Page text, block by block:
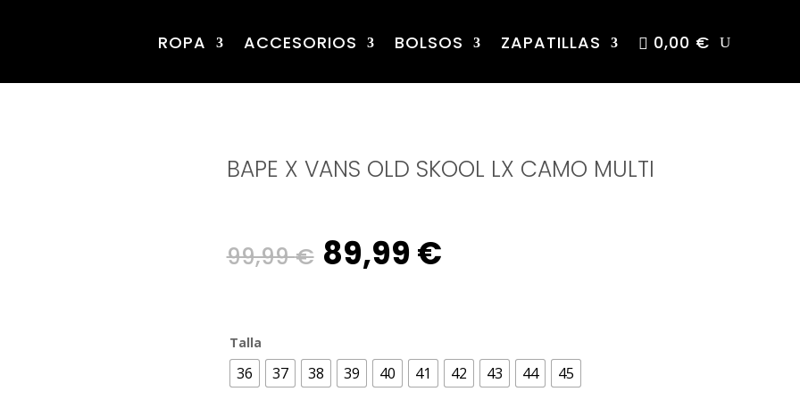
ROPA ACCESORIOS BOLSOS ZAPATILLAS 0,00 €
BAPE X VANS OLD SKOOL LX CAMO MULTI
99,99€ Original
was:
89,99 €Current
is:
Talla
36 37 38 39 40 41 42 43 44 45